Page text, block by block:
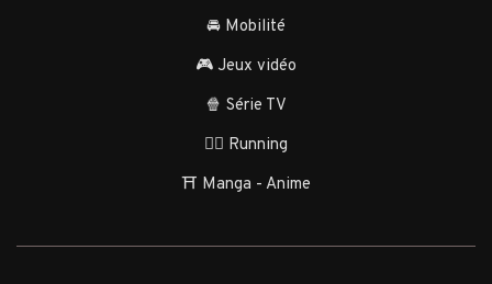
🚘 Mobilité
🎮 Jeux vidéo
🍿 Série TV
🏃‍♂️ Running
⛩️ Manga - Anime